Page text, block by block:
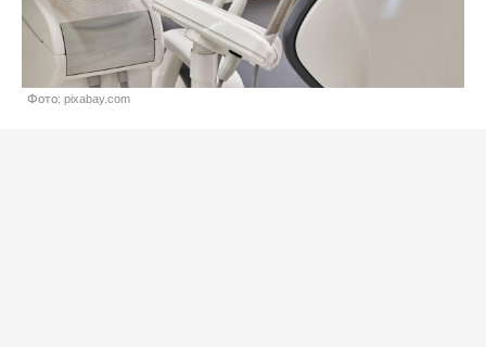
Фото: pixabay.com